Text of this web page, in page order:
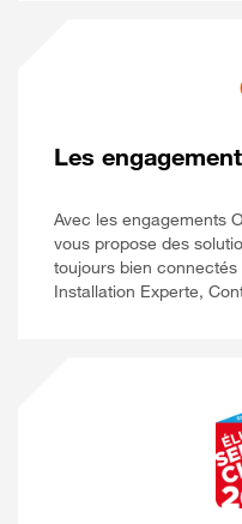
Les
Avec les engagements
vous propose des
toujours bien
Installation Experte,